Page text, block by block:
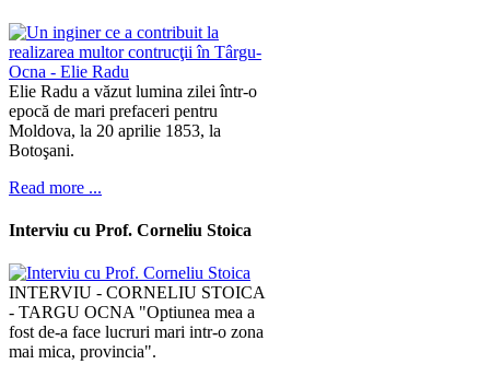
Elie Radu a văzut lumina zilei într-o
epocă de mari prefaceri pentru
Moldova, la 20 aprilie 1853, la
Botoşani.
Read more ...
Interviu cu Prof. Corneliu Stoica
INTERVIU - CORNELIU STOICA
- TARGU OCNA "Optiunea mea a
fost de-a face lucruri mari intr-o zona
mai mica, provincia".